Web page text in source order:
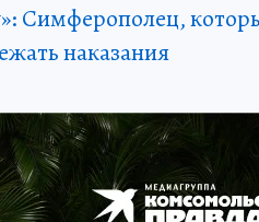
Симферополец,
наказания